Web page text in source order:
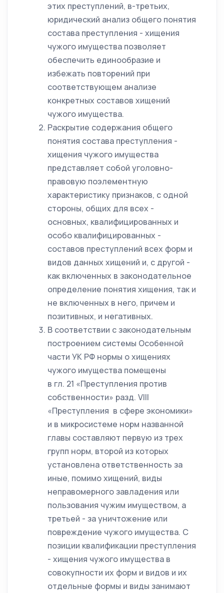
этих преступлений, в-третьих,
юридический анализ общего понятия
состава преступления - хищения
чужого имущества позволяет
обеспечить единообразие и
избежать повторений при
соответствующем анализе
конкретных составов хищений
чужого имущества.
Раскрытие содержания общего
понятия состава преступления -
хищения чужого имущества
представляет собой уголовно-
правовую поэлементную
характеристику признаков, с одной
стороны, общих для всех -
основных, квалифицированных и
особо квалифицированных -
составов преступлений всех форм и
видов данных хищений и, с другой -
как включенных в законодательное
определение понятия хищения, так и
не включенных в него, причем и
позитивных, и негативных.
В соответствии с законодательным
построением системы Особенной
части УК РФ нормы о хищениях
чужого имущества помещены
в гл. 21 «Преступления против
собственности» разд. VIII
«Преступления в сфере экономики»
и в микросистеме норм названной
главы составляют первую из трех
групп норм, второй из которых
установлена ответственность за
иные, помимо хищений, виды
неправомерного завладения или
пользования чужим имуществом, а
третьей - за уничтожение или
повреждение чужого имущества. С
позиции квалификации преступления
- хищения чужого имущества в
совокупности их форм и видов и их
отдельные формы и виды занимают